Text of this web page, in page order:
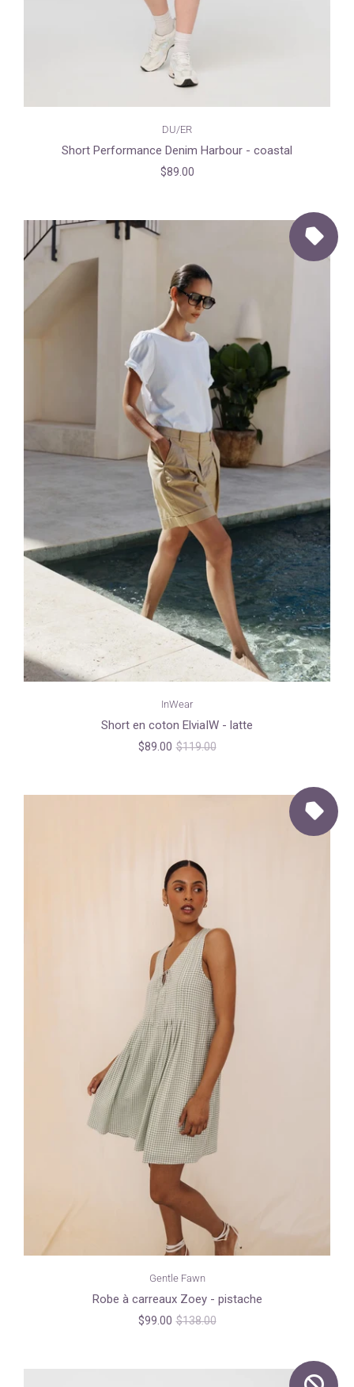
DU/ER
Short Performance Denim Harbour - coastal
$89.00
InWear
Short en coton ElviaIW - latte
$89.00 $119.00
Gentle Fawn
Robe à carreaux Zoey - pistache
$99.00 $138.00